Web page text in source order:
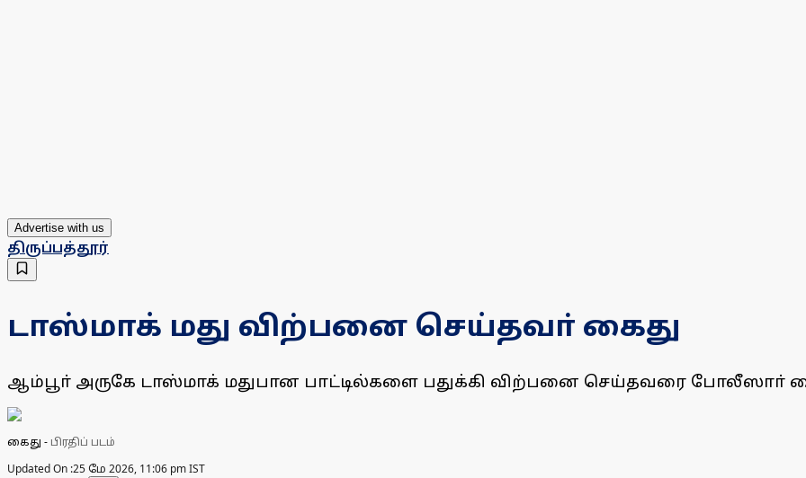
Advertise with us
திருப்பத்தூர்
டாஸ்மாக் மது விற்பனை செய்தவா் கைது
ஆம்பூா் அருகே டாஸ்மாக் மதுபான பாட்டில்களை பதுக்கி விற்பனை செய்தவரை போலீஸாா்
கைது - பிரதிப் படம்
Updated On :25 மே 2026, 11:06 pm IST